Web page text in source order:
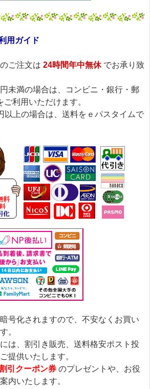
用ガイド
ご注文は 24時間年中無休でお承り致
未満の場合は、コンビニ・銀行・郵
ご利用いただけます。
以上の場合は、送料をｅパスタイムで
号化されますので、不安なくお買い
。
は、割引き販売、送料格安ポスト投
提供いたします。
引クーポン券 のプレゼントや、お役
内いたします。